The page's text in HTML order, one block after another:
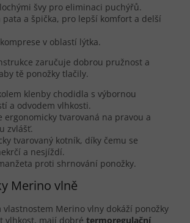
švy pro eliminaci puchýřů.
pata a špička, pro lepší komfort a delší
v oblastí lýtka.
zaručuje dobrou pružnost a
tě ponožky tlačily.
klenby chodidla s výbornou
a odvodem vlhkosti.
ergonomicky tvarovaná na pravou a
zvlášť.
tvarovaný kotník, díky čemu se
a nesjíždí.
proti shrnování ponožky.
Merino vlně
vlastnostem Merino vlny dokáží ponožky
vlhkost, mají dobré termoregulační